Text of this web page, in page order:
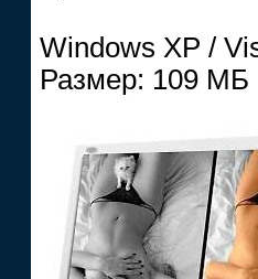
Windows XP /
Размер: 109 МБ